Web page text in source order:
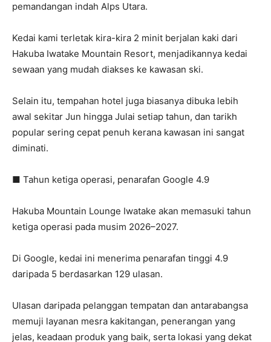
pemandangan indah Alps Utara.
Kedai kami terletak kira-kira 2 minit berjalan kaki dari
Hakuba Iwatake Mountain Resort, menjadikannya kedai
sewaan yang mudah diakses ke kawasan ski.
Selain itu, tempahan hotel juga biasanya dibuka lebih
awal sekitar Jun hingga Julai setiap tahun, dan tarikh
popular sering cepat penuh kerana kawasan ini sangat
diminati.
■ Tahun ketiga operasi, penarafan Google 4.9
Hakuba Mountain Lounge Iwatake akan memasuki tahun
ketiga operasi pada musim 2026–2027.
Di Google, kedai ini menerima penarafan tinggi 4.9
daripada 5 berdasarkan 129 ulasan.
Ulasan daripada pelanggan tempatan dan antarabangsa
memuji layanan mesra kakitangan, penerangan yang
jelas, keadaan produk yang baik, serta lokasi yang dekat